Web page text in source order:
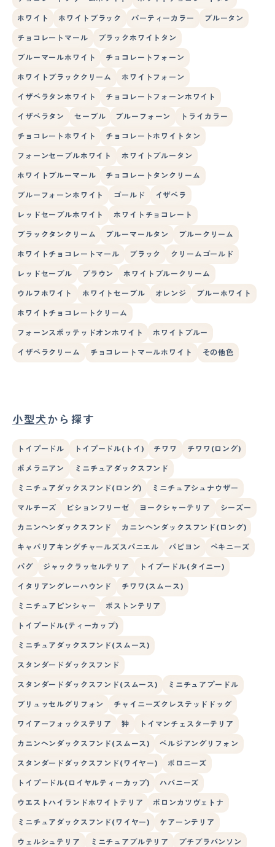
ホワイト ホワイトブラック パーティーカラー ブルータン
チョコレートマール ブラックホワイトタン
ブルーマールホワイト チョコレートフォーン
ホワイトブラッククリーム ホワイトフォーン
イザベラタンホワイト チョコレートフォーンホワイト
イザベラタン セーブル ブルーフォーン トライカラー
チョコレートホワイト チョコレートホワイトタン
フォーンセーブルホワイト ホワイトブルータン
ホワイトブルーマール チョコレートタンクリーム
ブルーフォーンホワイト ゴールド イザベラ
レッドセーブルホワイト ホワイトチョコレート
ブラックタンクリーム ブルーマールタン ブルークリーム
ホワイトチョコレートマール ブラック クリームゴールド
レッドセーブル ブラウン ホワイトブルークリーム
ウルフホワイト ホワイトセーブル オレンジ ブルーホワイト
ホワイトチョコレートクリーム
フォーンスポッテッドオンホワイト ホワイトブルー
イザベラクリーム チョコレートマールホワイト その他色
小型犬から探す
トイプードル トイプードル(トイ) チワワ チワワ(ロング)
ポメラニアン ミニチュアダックスフンド
ミニチュアダックスフンド(ロング) ミニチュアシュナウザー
マルチーズ ビションフリーゼ ヨークシャーテリア シーズー
カニンヘンダックスフンド カニンヘンダックスフンド(ロング)
キャバリアキングチャールズスパニエル パピヨン ペキニーズ
パグ ジャックラッセルテリア トイプードル(タイニー)
イタリアングレーハウンド チワワ(スムース)
ミニチュアピンシャー ボストンテリア
トイプードル(ティーカップ)
ミニチュアダックスフンド(スムース)
スタンダードダックスフンド
スタンダードダックスフンド(スムース) ミニチュアプードル
ブリュッセルグリフォン チャイニーズクレステッドドッグ
ワイアーフォックステリア 狆 トイマンチェスターテリア
カニンヘンダックスフンド(スムース) ベルジアングリフォン
スタンダードダックスフンド(ワイヤー) ボロニーズ
トイプードル(ロイヤルティーカップ) ハバニーズ
ウエストハイランドホワイトテリア ボロンカツヴェトナ
ミニチュアダックスフンド(ワイヤー) ケアーンテリア
ウェルシュテリア ミニチュアブルテリア プチブラバンソン